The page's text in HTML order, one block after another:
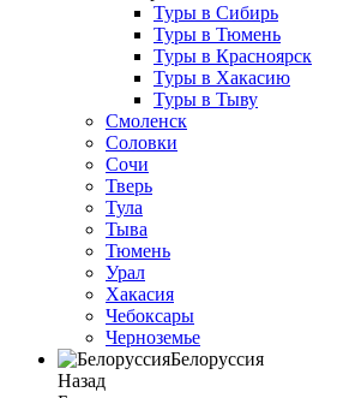
Туры в Сибирь
Туры в Тюмень
Туры в Красноярск
Туры в Хакасию
Туры в Тыву
Смоленск
Соловки
Сочи
Тверь
Тула
Тыва
Тюмень
Урал
Хакасия
Чебоксары
Черноземье
Белоруссия
Назад